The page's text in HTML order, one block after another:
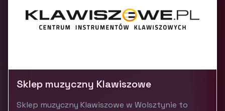
Sklep muzyczny Klawiszowe
Sklep muzyczny Klawiszowe w Wolsztynie to